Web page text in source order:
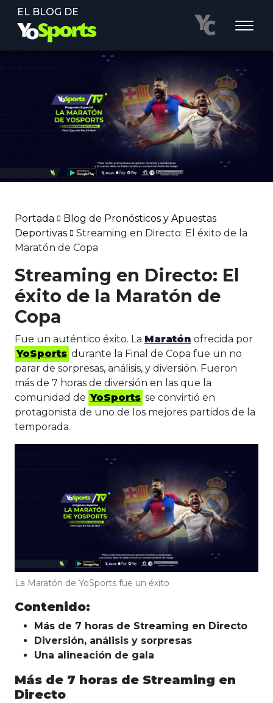
EL BLOG DE
Portada
Blog de Pronósticos y Apuestas
Deportivas
Streaming en Directo: El éxito de la
Maratón de Copa
Streaming en Directo: El
éxito de la Maratón de
Copa
Fue un auténtico éxito. La Maratón ofrecida por
YoSports durante la Final de Copa fue un no
parar de sorpresas, análisis, y diversión. Fueron
más de 7 horas de diversión en las que la
comunidad de YoSports se convirtió en
protagonista de uno de los mejores partidos de la
temporada.
La Maratón de YoSports fue un éxito
Contenido:
Más de 7 horas de Streaming en Directo
Diversión, análisis y sorpresas
Una alineación de gala
Más de 7 horas de Streaming en
Directo